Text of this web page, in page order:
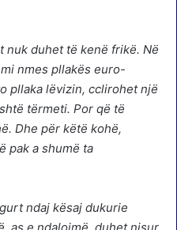
duhet të kenë frikë. Në
nmes pllakës euro-
pllaka lëvizin, cclirohet një
tërmeti. Por që të
Dhe për këtë kohë,
pak a shumë ta
ndaj kësaj dukurie